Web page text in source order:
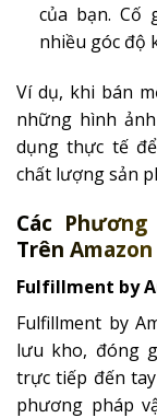
của bạn. Cố
nhiều góc độ
Ví dụ, khi bán
những hình
dụng thực tế
chất lượng sản
Các
Trên Amazon
Fulfillment by
Fulfillment by
lưu kho, đóng
trực tiếp đến
phương pháp